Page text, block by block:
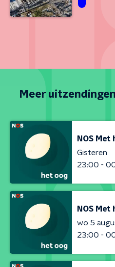
Meer uitzendingen
NOS Met
Gisteren
23:00 -
NOS Met
wo 5
23:00 -